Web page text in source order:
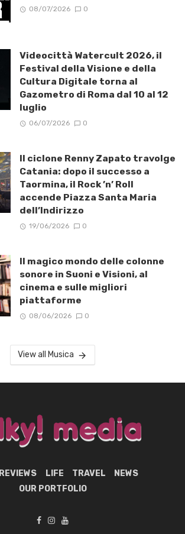
08/07/2026 0
Videocittà Watercult 2026, il
Festival della Visione e della
Cultura Digitale torna al
Gazometro di Roma dal 10 al 12
luglio
06/07/2026 0
Il ciclone Renny Zapato travolge
Catania: dopo il successo a
Taormina, il Rock ’n’ Roll
accende Piazza Santa Maria
dell’Indirizzo
19/06/2026 0
Il magico mondo delle colonne
sonore in Suoni e Visioni, al
cinema e sulle migliori
piattaforme
08/06/2026 0
View all Musica
REVIEWS LIFE TRAVEL
NEWS
OUR PORTFOLIO